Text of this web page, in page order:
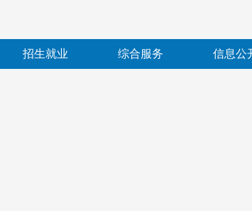
招生就业 综合服务 信息公